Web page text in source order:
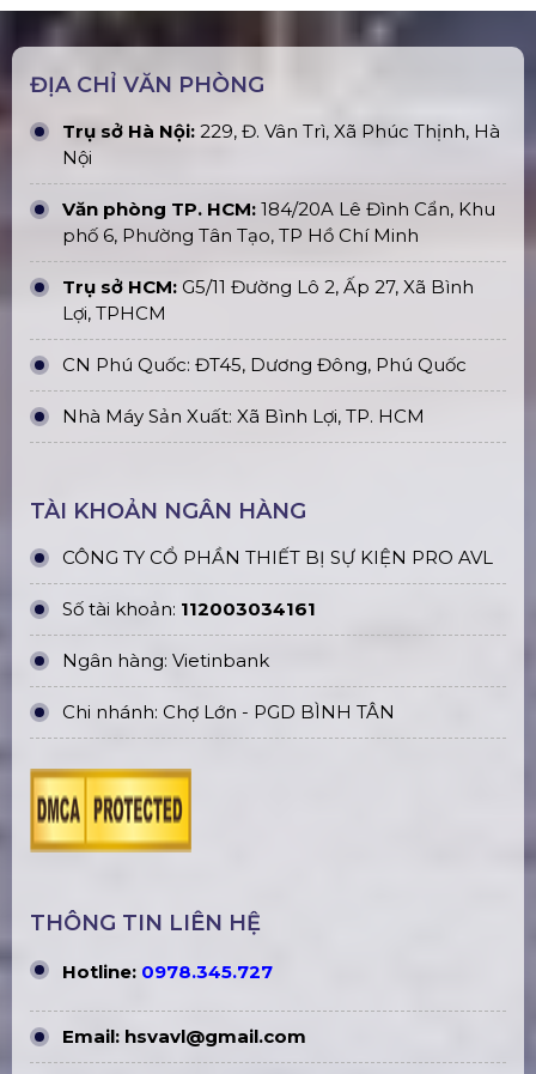
ĐỊA CHỈ VĂN PHÒNG
Trụ sở Hà Nội: 229, Đ. Vân Trì, Xã Phúc Thịnh, Hà
Nội
Văn phòng TP. HCM: 184/20A Lê Đình Cẩn, Khu
phố 6, Phường Tân Tạo, TP Hồ Chí Minh
Trụ sở HCM: G5/11 Đường Lô 2, Ấp 27, Xã Bình
Lợi, TPHCM
CN Phú Quốc: ĐT45, Dương Đông, Phú Quốc
Nhà Máy Sản Xuất: Xã Bình Lợi, TP. HCM
TÀI KHOẢN NGÂN HÀNG
CÔNG TY CỔ PHẦN THIẾT BỊ SỰ KIỆN PRO AVL
Số tài khoản: 112003034161
Ngân hàng: Vietinbank
Chi nhánh: Chợ Lớn - PGD BÌNH TÂN
THÔNG TIN LIÊN HỆ
Hotline: 0978.345.727
Email: hsvavl@gmail.com